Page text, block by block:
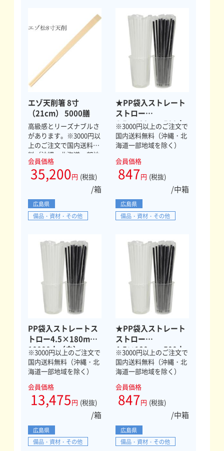
エゾ天削箸 8寸
（21cm） 5000膳
高級感とリーズナブルさ
があります。※3000円以
上のご注文で国内送料無
料（沖縄・北海道一部地
域を除く）
会員価格
35,200円 (税抜)
/箱
広島県
備品・資材・その他
★PP袋入ストレート
ストロー
4.5×180mm 500本
（白）
※3000円以上のご注文で
国内送料無料（沖縄・北
海道一部地域を除く）
会員価格
847円 (税抜)
/中箱
広島県
備品・資材・その他
PP袋入ストレートス
トロー4.5×180mm
10000本（白）
※3000円以上のご注文で
国内送料無料（沖縄・北
海道一部地域を除く）
会員価格
13,475円 (税抜)
/箱
広島県
備品・資材・その他
★PP袋入ストレート
ストロー
4.5×180mm 500本
（黒）
※3000円以上のご注文で
国内送料無料（沖縄・北
海道一部地域を除く）
会員価格
847円 (税抜)
/中箱
広島県
備品・資材・その他